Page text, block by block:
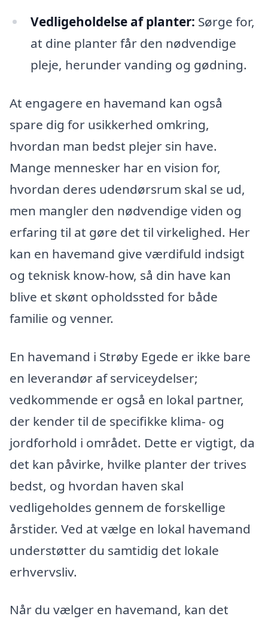
Vedligeholdelse af planter: Sørge for,
at dine planter får den nødvendige
pleje, herunder vanding og gødning.
At engagere en havemand kan også
spare dig for usikkerhed omkring,
hvordan man bedst plejer sin have.
Mange mennesker har en vision for,
hvordan deres udendørsrum skal se ud,
men mangler den nødvendige viden og
erfaring til at gøre det til virkelighed. Her
kan en havemand give værdifuld indsigt
og teknisk know-how, så din have kan
blive et skønt opholdssted for både
familie og venner.
En havemand i Strøby Egede er ikke bare
en leverandør af serviceydelser;
vedkommende er også en lokal partner,
der kender til de specifikke klima- og
jordforhold i området. Dette er vigtigt, da
det kan påvirke, hvilke planter der trives
bedst, og hvordan haven skal
vedligeholdes gennem de forskellige
årstider. Ved at vælge en lokal havemand
understøtter du samtidig det lokale
erhvervsliv.
Når du vælger en havemand, kan det